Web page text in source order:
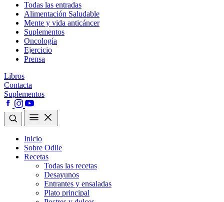
Todas las entradas
Alimentación Saludable
Mente y vida anticáncer
Suplementos
Oncología
Ejercicio
Prensa
Libros
Contacta
Suplementos
Inicio
Sobre Odile
Recetas
Todas las recetas
Desayunos
Entrantes y ensaladas
Plato principal